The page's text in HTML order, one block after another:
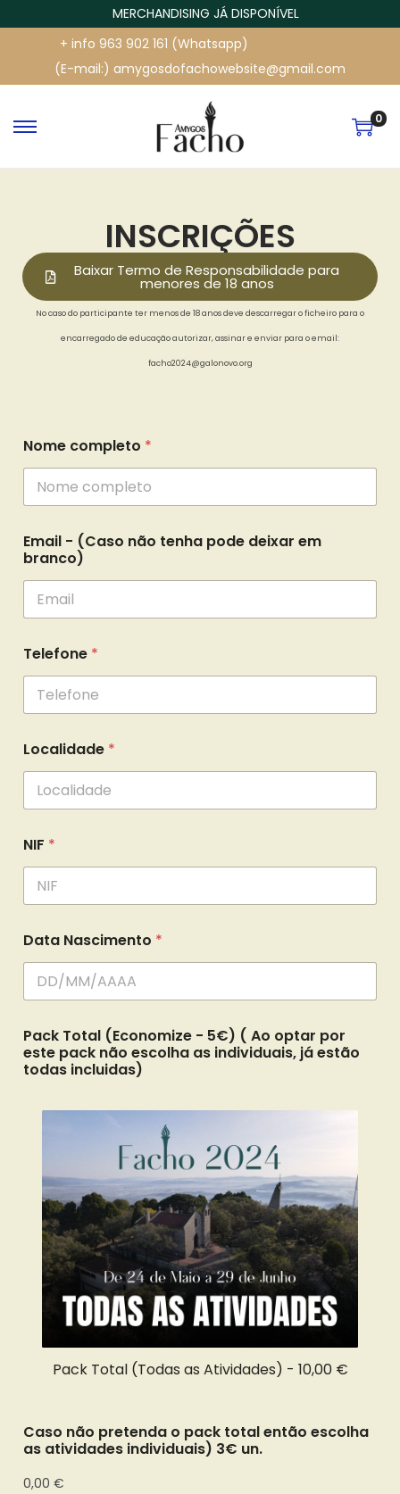
MERCHANDISING JÁ DISPONÍVEL
+ info 963 902 161 (Whatsapp)
(E-mail:) amygosdofachowebsite@gmail.com
0
INSCRIÇÕES
Baixar Termo de Responsabilidade para
menores de 18 anos
No caso do participante ter menos de 18 anos deve descarregar o ficheiro para o
encarregado de educação autorizar, assinar e enviar para o email:
facho2024@galonovo.org
Nome completo *
Email - (Caso não tenha pode deixar em
branco)
Telefone *
Localidade *
NIF *
Data Nascimento *
Pack Total (Economize - 5€) ( Ao optar por
este pack não escolha as individuais, já estão
todas incluidas)
Pack Total (Todas as Atividades) - 10,00 €
Caso não pretenda o pack total então escolha
as atividades individuais) 3€ un.
0,00 €